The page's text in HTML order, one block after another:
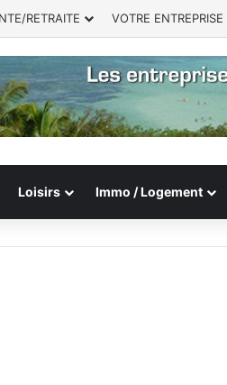
RETRAITE VOTRE ENTREPRISE
Loisirs Immo / Logement